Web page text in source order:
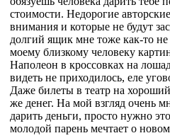
стоимости. Недорогие
внимания и которые не будут
долгий ящик мне тоже как-то
моему близкому человеку
Наполеон в кроссовках на
видеть не приходилось, еле
Даже билеты в театр на
же денег. На мой взгляд очень
дарить деньги, просто нужно
молодой парень мечтает о